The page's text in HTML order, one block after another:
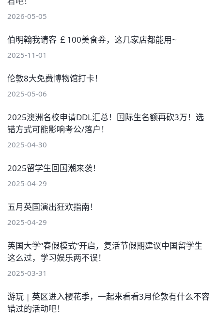
2026-05-05
伯明翰我请客 ￡100美食券，这几家店都能用~
2025-11-01
伦敦8大免费博物馆打卡！
2025-05-06
2025澳洲名校申请DDL汇总！国际生名额再砍3万！选
错方式可能影响考公/落户！
2025-04-30
2025留学生回国潮来袭！
2025-04-29
五月英国演出狂欢指南！
2025-04-29
英国大学“春假模式”开启，复活节假期建议中国留学生
这么过，学习娱乐两不误！
2025-03-31
游玩 | 英区进入樱花季，一起来看看3月伦敦有什么不容
错过的活动吧！